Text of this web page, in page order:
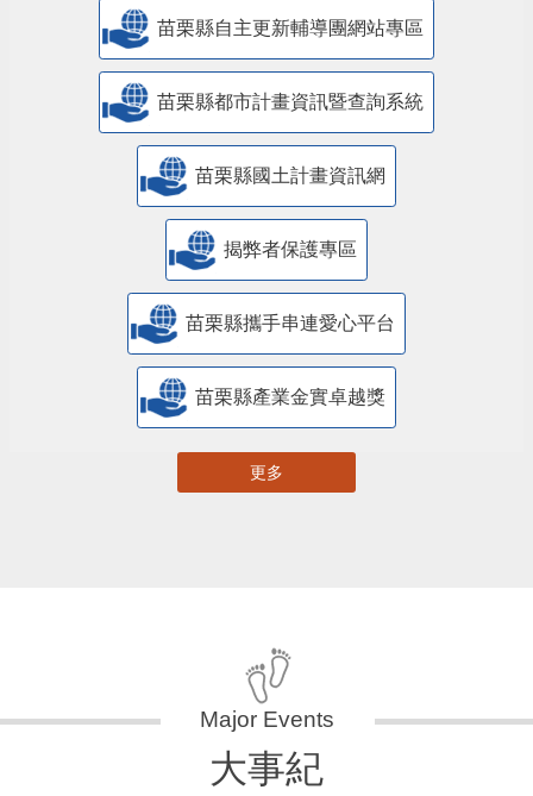
苗栗縣自主更新輔導團網站專區
苗栗縣都市計畫資訊暨查詢系統
苗栗縣國土計畫資訊網
揭弊者保護專區
苗栗縣攜手串連愛心平台
苗栗縣產業金實卓越獎
更多
大事紀